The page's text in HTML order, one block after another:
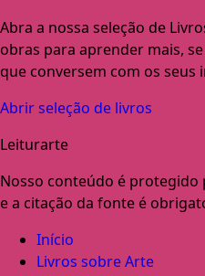
Abra a nossa seleção de
obras para aprender mais,
que conversem com os seus
Abrir seleção de livros
Leiturarte
Nosso conteúdo é protegido
e a citação da fonte é
Início
Livros sobre Arte